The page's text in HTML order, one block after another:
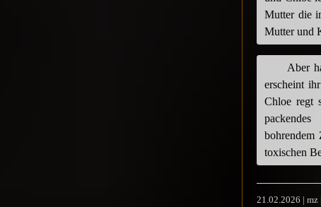
Mutter die
Mutter und
Aber
erscheint
Chloe regt
bohrendem
toxischen
21.02.2026 |